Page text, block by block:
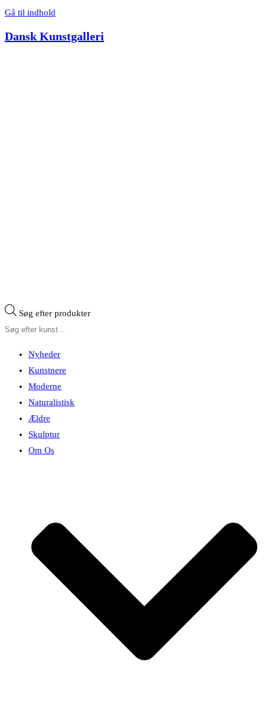
Gå til indhold
Dansk Kunstgalleri
Søg efter produkter
Nyheder
Kunstnere
Moderne
Naturalistisk
Ældre
Skulptur
Om Os